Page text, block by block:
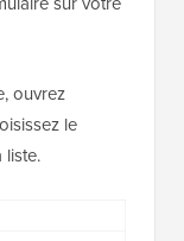
ouvrez
le
liste.